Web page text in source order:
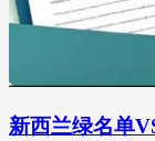
新西兰绿名单